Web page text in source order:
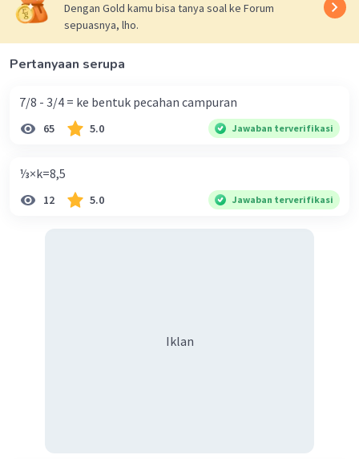
Beri Rating·0.0
Dengan Gold kamu bisa tanya soal ke Forum
sepuasnya, lho.
Pertanyaan serupa
7/8 - 3/4 = ke bentuk pecahan campuran
65 5.0 Jawaban terverifikasi
⅓×k=8,5
12 5.0 Jawaban terverifikasi
Iklan